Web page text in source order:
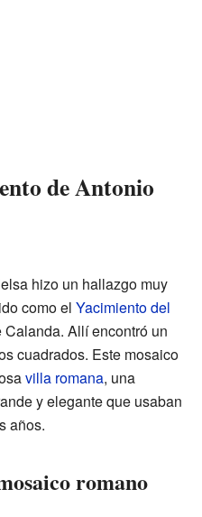
de Antonio
hizo un hallazgo muy
como el Yacimiento del
Calanda. Allí encontró un
cuadrados. Este mosaico
villa romana, una
y elegante que usaban
años.
romano